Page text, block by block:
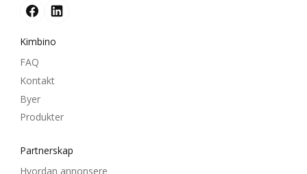
Kimbino
FAQ
Kontakt
Byer
Produkter
Partnerskap
Hvordan annonsere